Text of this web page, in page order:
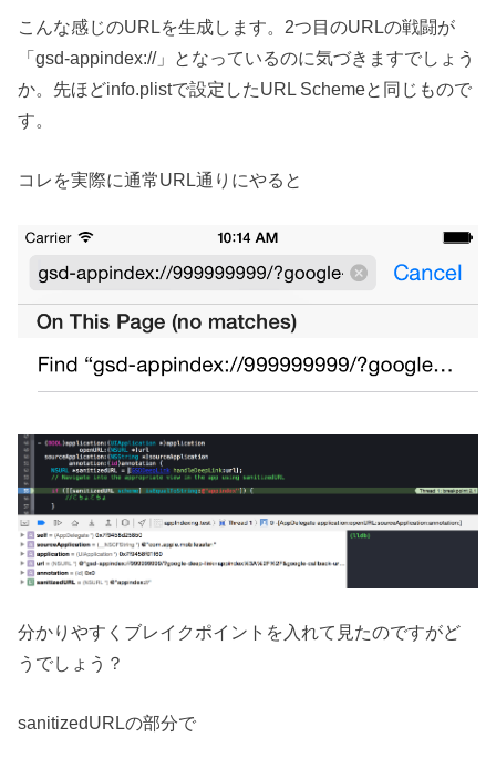
こんな感じのURLを生成します。2つ目のURLの戦闘が
「gsd-appindex://」となっているのに気づきますでしょう
か。先ほどinfo.plistで設定したURL Schemeと同じもので
す。
コレを実際に通常URL通りにやると
分かりやすくブレイクポイントを入れて見たのですがど
うでしょう？
sanitizedURLの部分で